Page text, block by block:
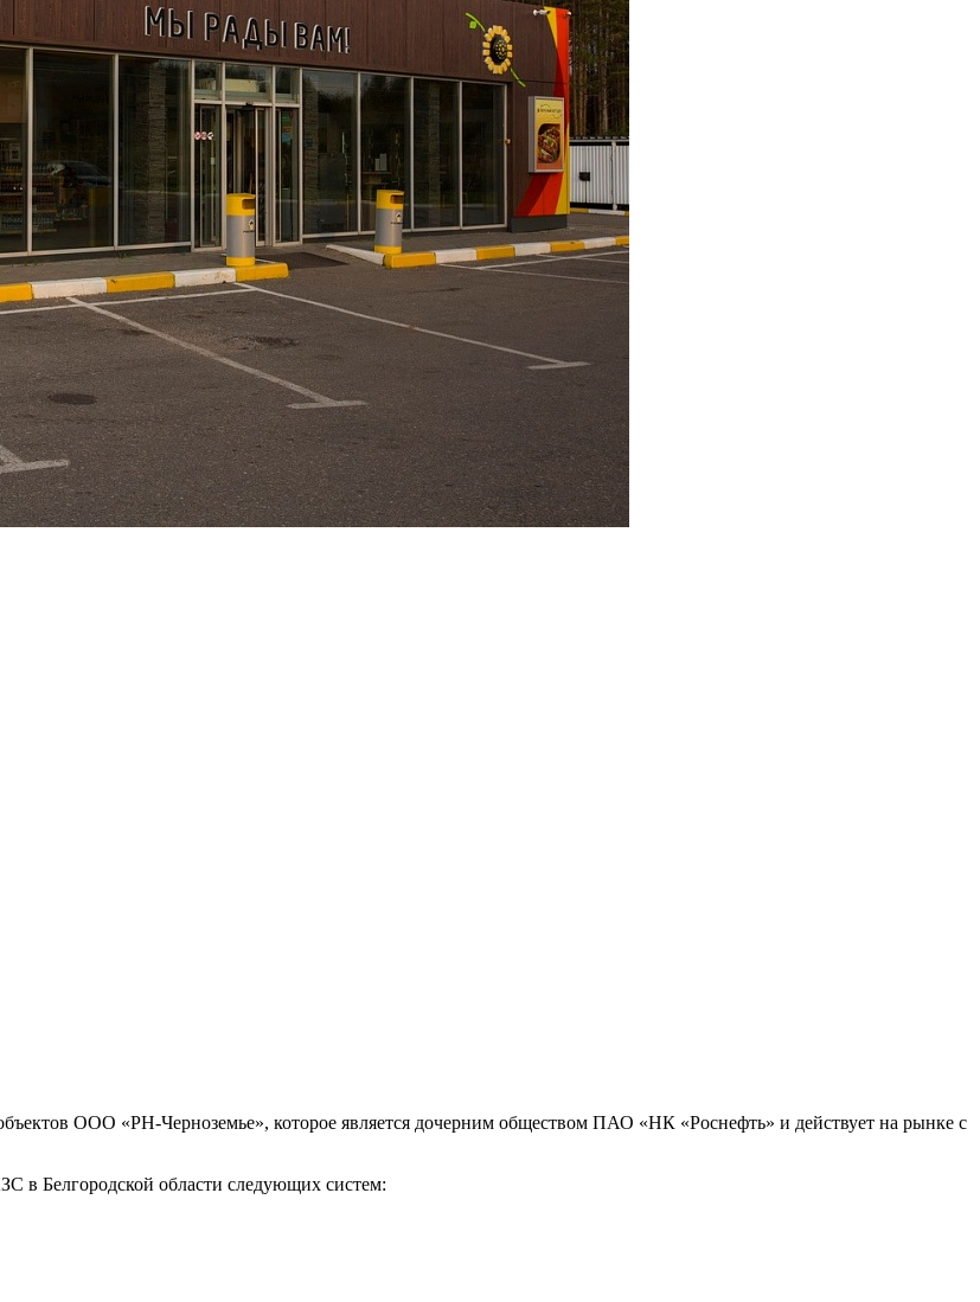
ООО «РН-Черноземье», которое является дочерним обществом ПАО «НК «Роснефть» и действует на рынке с
в Белгородской области следующих систем: